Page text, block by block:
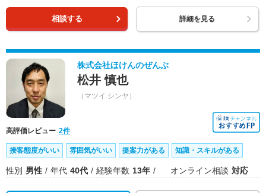
相談する 詳細を見る
株式会社ほけんのぜんぶ
松井 慎也
（マツイ シンヤ）
高評価レビュー 2件
接客態度がいい 雰囲気がいい 提案力がある 知識・スキルがある
性別 男性 年代 40代 経験年数 13年 オンライン相談 対応